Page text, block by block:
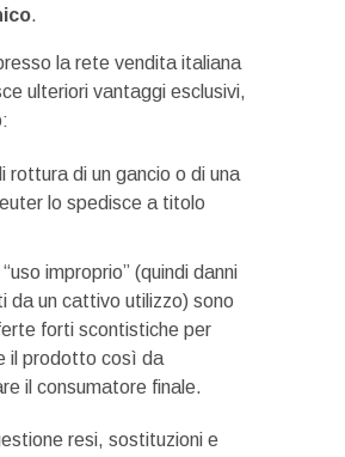
.
presso la rete vendita italiana
ulteriori vantaggi esclusivi,
rottura di un gancio o di una
lo spedisce a titolo
improprio” (quindi danni
da un cattivo utilizzo) sono
forti scontistiche per
il prodotto così da
il consumatore finale.
resi, sostituzioni e